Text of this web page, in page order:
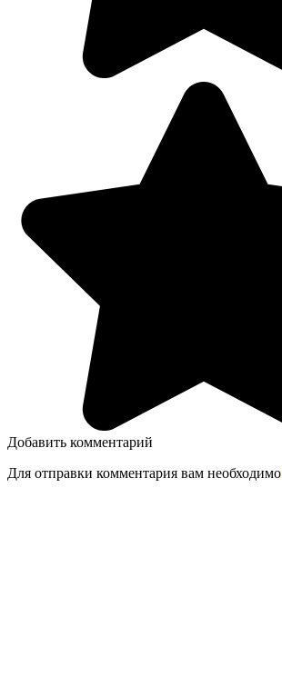
Добавить комментарий
Для отправки комментария вам необходимо